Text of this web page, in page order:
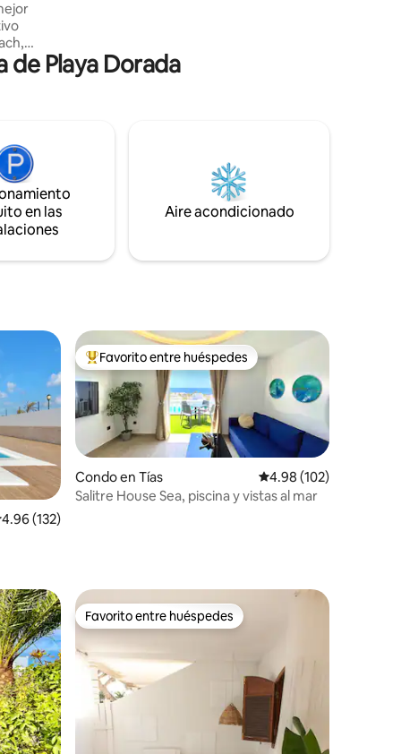
Las
la
así
de Playa Dorada
en las
Aire acondicionado
promedio: 4.96 de 5, 132 reseñas
4.96 (132)
Favorito entre huéspedes preferido
Favorito entre huéspedes
Condo en Tías Calificación promedio:
4.98 (102)
Salitre House Sea, piscina y vistas al mar
Favorito entre huéspedes
Favorito entre huéspedes